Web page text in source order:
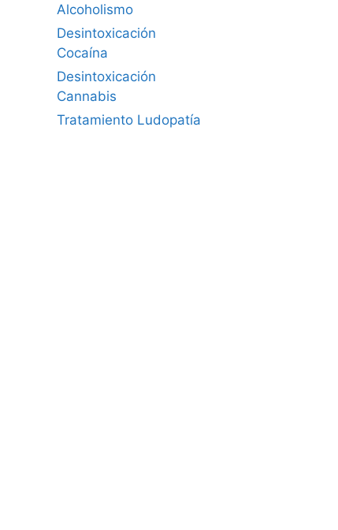
Alcoholismo
Desintoxicación
Cocaína
Desintoxicación
Cannabis
Tratamiento Ludopatía